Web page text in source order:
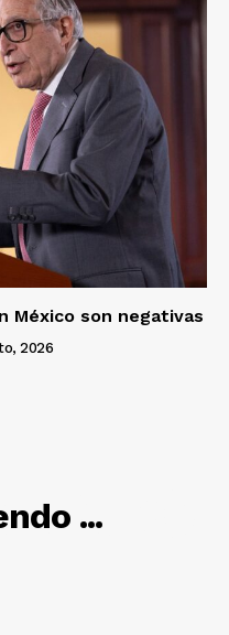
México son negativas
2026
...